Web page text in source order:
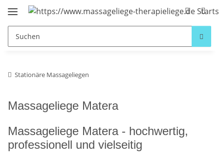
Stationäre Massageliegen
Massageliege Matera
Massageliege Matera - hochwertig,
professionell und vielseitig